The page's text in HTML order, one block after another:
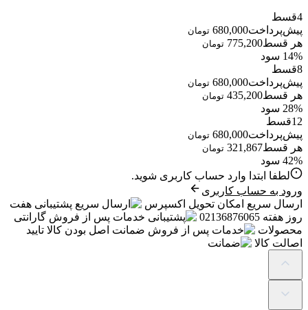
4قسط
پیش‌پرداخت680,000 تومان
هر قسط775,200 تومان
14% سود
8قسط
پیش‌پرداخت680,000 تومان
هر قسط435,200 تومان
28% سود
12قسط
پیش‌پرداخت680,000 تومان
هر قسط321,867 تومان
42% سود
لطفا ابتدا وارد حساب کاربری شوید.
ورود به حساب کاربری
ارسال سریع امکان تحویل اکسپرس پشتیبانی هفت
روز هفته 02136876065
خدمات پس از فروش گارانتی
محصولات
ضمانت اصل بودن کالا تایید
اصالت کالا